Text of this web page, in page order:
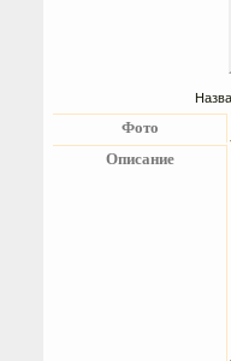
Фото
Описание